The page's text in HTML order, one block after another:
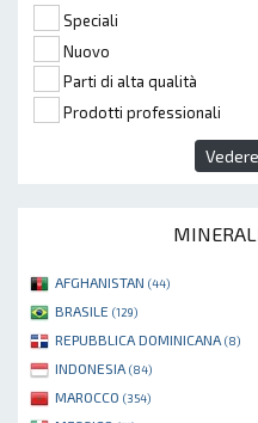
Speciali
Nuovo
Parti di alta qualità
Prodotti professionali
AFGHANISTAN (44)
BRASILE (129)
REPUBBLICA DOMINICANA (8)
INDONESIA (84)
MAROCCO (354)